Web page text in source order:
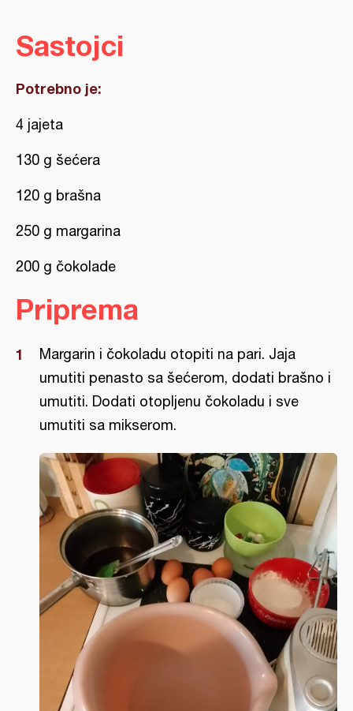
Sastojci
Potrebno je:
4 jajeta
130 g šećera
120 g brašna
250 g margarina
200 g čokolade
Priprema
Margarin i čokoladu otopiti na pari. Jaja
umutiti penasto sa šećerom, dodati brašno i
umutiti. Dodati otopljenu čokoladu i sve
umutiti sa mikserom.